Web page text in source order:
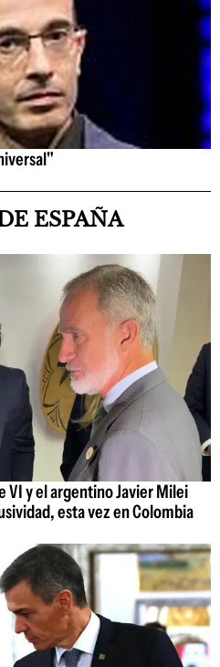
ESPAÑA
VI y el argentino Javier Milei
esta vez en Colombia